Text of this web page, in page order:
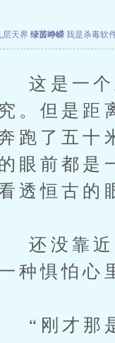
层天界 绿茵峥嵘 我是杀毒软
这是一个
究。但是距
跑了五十
眼前都是
透恒古的
还没靠近
种惧怕心
“刚才那是